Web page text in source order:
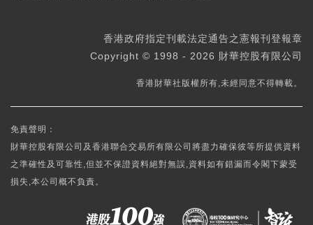
香港政府指定刊載法定通告之憲報刊登報章
Copyright © 1998 - 2026 財華控股有限公司
香港財華社版權所有,未經同意不得轉載。
免責聲明：
財華控股有限公司及香港聯合交易所有限公司將盡力確保彼等所提供資料
之準確性及可靠性,但並不保證資料絕對無誤,資料如有錯漏而令閣下蒙受
損失,本公司概不負責。